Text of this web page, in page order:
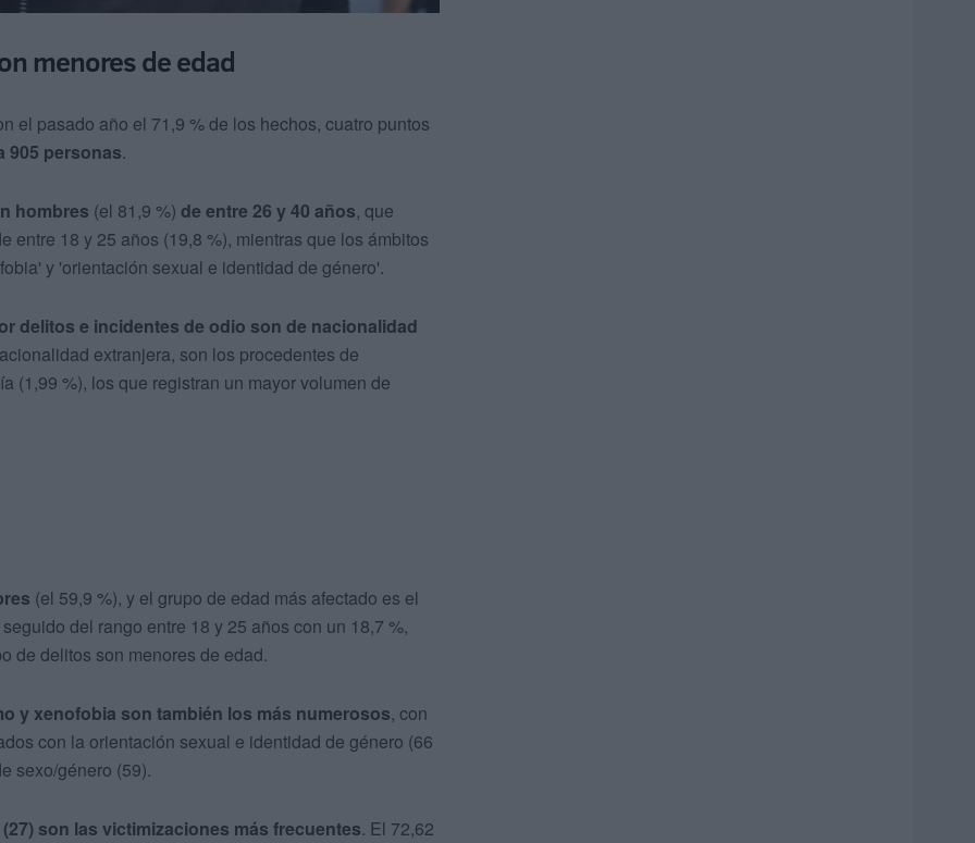
menores de edad
el pasado año el 71,9 % de los hechos, cuatro puntos
905 personas.
hombres (el 81,9 %) de entre 26 y 40 años, que
entre 18 y 25 años (19,8 %), mientras que los ámbitos
y 'orientación sexual e identidad de género'.
delitos e incidentes de odio son de nacionalidad
extranjera, son los procedentes de
(1,99 %), los que registran un mayor volumen de
(el 59,9 %), y el grupo de edad más afectado es el
del rango entre 18 y 25 años con un 18,7 %,
de delitos son menores de edad.
y xenofobia son también los más numerosos, con
con la orientación sexual e identidad de género (66
sexo/género (59).
son las victimizaciones más frecuentes. El 72,62